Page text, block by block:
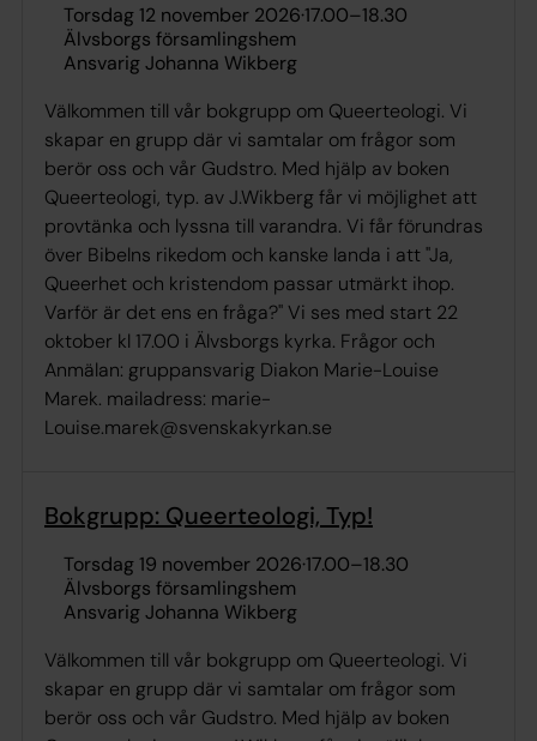
torsdag 12 november 2026·17.00–18.30
Älvsborgs församlingshem
Ansvarig Johanna Wikberg
Välkommen till vår bokgrupp om Queerteologi. Vi
skapar en grupp där vi samtalar om frågor som
berör oss och vår Gudstro. Med hjälp av boken
Queerteologi, typ. av J.Wikberg får vi möjlighet att
provtänka och lyssna till varandra. Vi får förundras
över Bibelns rikedom och kanske landa i att "Ja,
Queerhet och kristendom passar utmärkt ihop.
Varför är det ens en fråga?" Vi ses med start 22
oktober kl 17.00 i Älvsborgs kyrka. Frågor och
Anmälan: gruppansvarig Diakon Marie-Louise
Marek. mailadress: marie-
Louise.marek@svenskakyrkan.se
Bokgrupp: Queerteologi, Typ!
torsdag 19 november 2026·17.00–18.30
Älvsborgs församlingshem
Ansvarig Johanna Wikberg
Välkommen till vår bokgrupp om Queerteologi. Vi
skapar en grupp där vi samtalar om frågor som
berör oss och vår Gudstro. Med hjälp av boken